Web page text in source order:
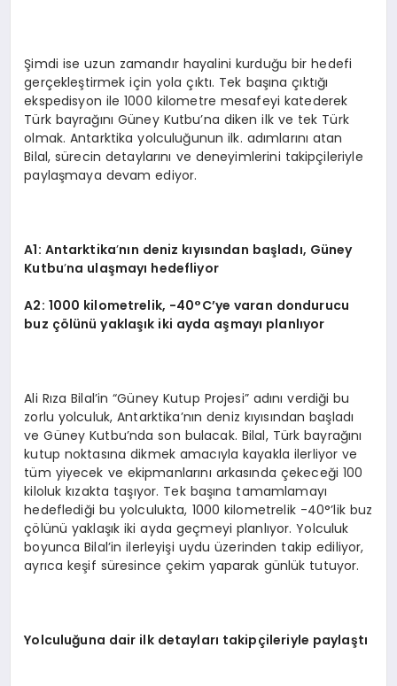
Şimdi ise uzun zamandır hayalini kurduğu bir hedefi
gerçekleştirmek için yola çıktı. Tek başına çıktığı
ekspedisyon ile 1000 kilometre mesafeyi katederek
Türk bayrağını Güney Kutbu’na diken ilk ve tek Türk
olmak. Antarktika yolculuğunun ilk. adımlarını atan
Bilal, sürecin detaylarını ve deneyimlerini takipçileriyle
paylaşmaya devam ediyor.
A1: Antarktika’nın deniz kıyısından başladı, Güney
Kutbu’na ulaşmayı hedefliyor
A2: 1000 kilometrelik, -40°C’ye varan dondurucu
buz çölünü yaklaşık iki ayda aşmayı planlıyor
Ali Rıza Bilal’in “Güney Kutup Projesi” adını verdiği bu
zorlu yolculuk, Antarktika’nın deniz kıyısından başladı
ve Güney Kutbu’nda son bulacak. Bilal, Türk bayrağını
kutup noktasına dikmek amacıyla kayakla ilerliyor ve
tüm yiyecek ve ekipmanlarını arkasında çekeceği 100
kiloluk kızakta taşıyor. Tek başına tamamlamayı
hedeflediği bu yolculukta, 1000 kilometrelik -40°’lik buz
çölünü yaklaşık iki ayda geçmeyi planlıyor. Yolculuk
boyunca Bilal’in ilerleyişi uydu üzerinden takip ediliyor,
ayrıca keşif süresince çekim yaparak günlük tutuyor.
Yolculuğuna dair ilk detayları takipçileriyle paylaştı